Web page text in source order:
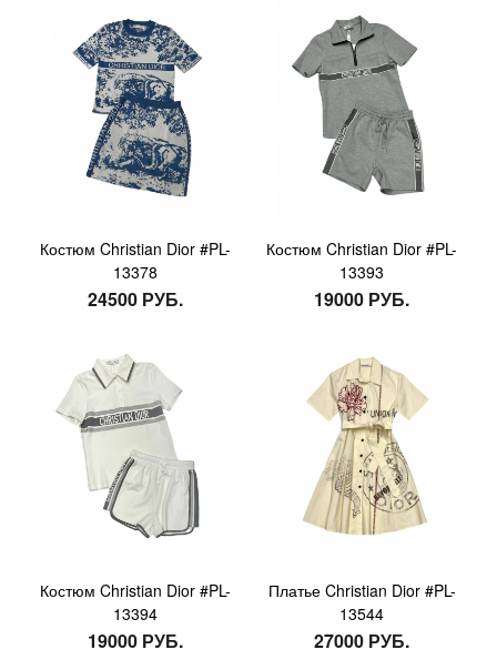
Костюм Christian Dior #PL-
13378
24500 РУБ.
Костюм Christian Dior #PL-
13393
19000 РУБ.
Костюм Christian Dior #PL-
13394
19000 РУБ.
Платье Christian Dior #PL-
13544
27000 РУБ.